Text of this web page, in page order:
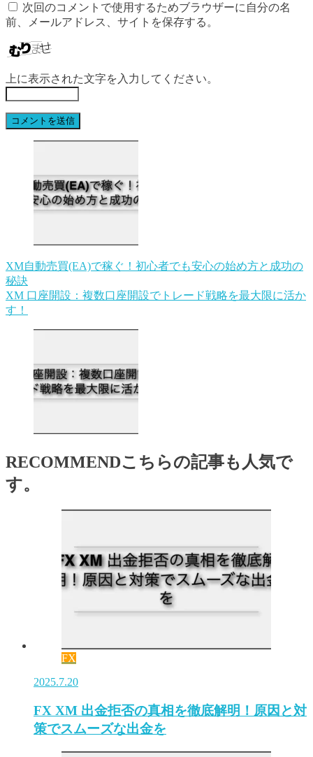
次回のコメントで使用するためブラウザーに自分の名
前、メールアドレス、サイトを保存する。
上に表示された文字を入力してください。
XM自動売買(EA)で稼ぐ！初心者でも安心の始め方と成功の
秘訣
XM 口座開設：複数口座開設でトレード戦略を最大限に活か
す！
RECOMMENDこちらの記事も人気で
す。
FX
2025.7.20
FX XM 出金拒否の真相を徹底解明！原因と対
策でスムーズな出金を